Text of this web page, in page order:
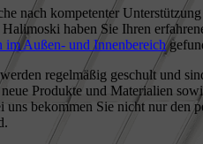
nach kompetenter
haben Sie Ihren
im Außen- und Innenbereich
regelmäßig geschult und
Produkte und Materialien
uns bekommen Sie nicht nur den